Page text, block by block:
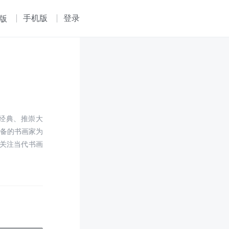
手机版 登录
典、推崇大
的书画家为
注当代书画